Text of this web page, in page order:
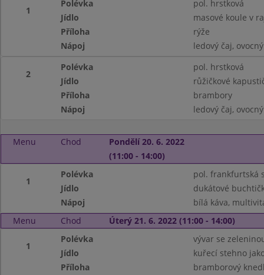
1
Polévka
pol. hrstková
Jídlo
masové koule v
Příloha
rýže
Nápoj
ledový čaj,
2
Polévka
pol. hrstková
Jídlo
růžičkové
Příloha
brambory
Nápoj
ledový čaj,
Menu Chod
Pondělí 20. 6. 2022
(11:00 - 14:00)
1
Polévka
pol. frankfurtská
Jídlo
dukátové
Nápoj
bílá káva,
Menu
Chod Úterý 21. 6. 2022 (11:00 - 14:00)
1
Polévka
vývar se
Jídlo
kuřecí stehno
Příloha
bramborový